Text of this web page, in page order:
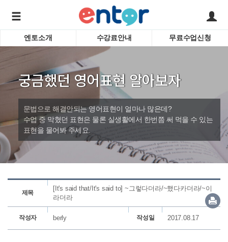
학습도우미 G1
바로가기
서비스안내
강사소개
회사소개
어린이
영자신
수업
엔토소개 수강료안내 무료수업신청
궁금했던 영어표현 알아보자
문법으로 해결안되는 영어표현이 얼마나 많은데?
수업 중 막혔던 표현은 물론 실생활에서 한번쯤 써 먹을 수 있는
표현을 물어봐 주세요.
제목
[It's said that/It's said to] ~그렇다더라/~했다카더라/~이
라더라
작성자 berly 작성일 2017.08.17